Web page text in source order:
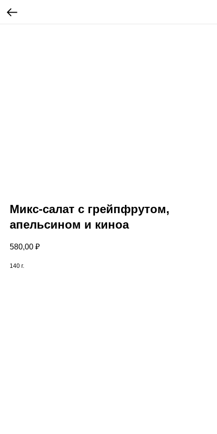
Микс-салат с грейпфрутом,
апельсином и киноа
580,00 ₽
140 г.